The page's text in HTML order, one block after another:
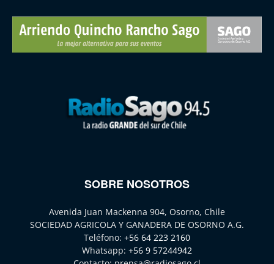
SOBRE NOSOTROS
Avenida Juan Mackenna 904, Osorno, Chile
SOCIEDAD AGRICOLA Y GANADERA DE OSORNO A.G.
Teléfono: +56 64 223 2160
Whatsapp: +56 9 57244942